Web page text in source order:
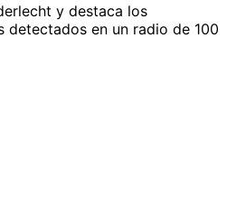
y destaca los
detectados en un radio de 100